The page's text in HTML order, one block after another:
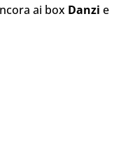
ai box Danzi e